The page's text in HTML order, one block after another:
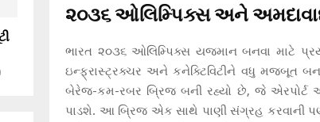
૨૦૩૬ ઓલિમ્પિક્સ અને
ભારત ૨૦૩૬ ઓલિમ્પિક્સ યજમાન બનવા માટે
ઇન્ફ્રાસ્ટ્રક્ચર અને કનેક્ટિવિટીને વધુ મજબૂત
બેરેજ-કમ-રબર બ્રિજ બની રહ્યો છે, જે એરપોર્ટ
પાડશે. આ બ્રિજ એક સાથે પાણી સંગ્રહ કરવાની